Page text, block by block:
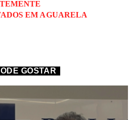
EM AGUARELA
GOSTAR